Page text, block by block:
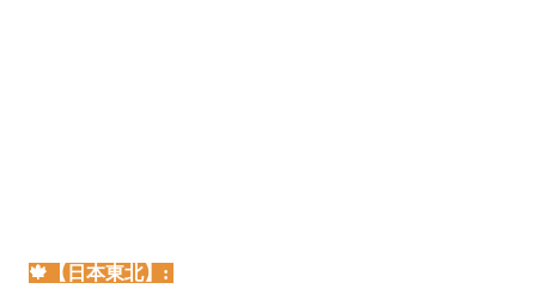
🍁 【 日本東北】: